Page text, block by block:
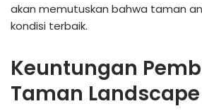
akan memutuskan bahwa taman
kondisi terbaik.
Keuntungan
Taman